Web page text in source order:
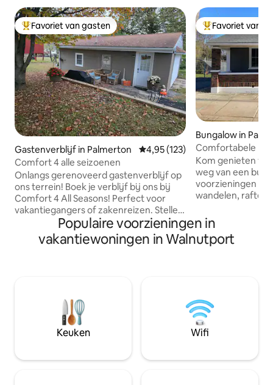
Topfavoriet van gasten
Favoriet van gasten
Gastenverblijf in Palmerton Gemiddelde beoordeling van
4,95 (123)
Comfort 4 alle seizoenen
Onlangs gerenoveerd gastenverblijf op
ons terrein! Boek je verblijf bij ons bij
Comfort 4 All Seasons! Perfect voor
vakantiegangers of zakenreizen. Stellen,
gezinnen, vrienden of werkgroepen zijn
welkom. Ons doel is om iedereen een
comfortabel verblijf te bieden! -
Whitewater, Penns Peak en vele andere
bezienswaardigheden in Lehigh Valley
ontbijt inbegrepen bij het inchecken!
Topfavoriet van
Favoriet van
Bungalow in
Comfortabele
charmante kleine
Kom genieten
weg van een
voorzieningen in
wandelen,
20 minuten van
Peak, Blue Mnt.,
de historische
Inn, Bonnie &
Bekijk onze gids
bij het huis.
Populaire voorzieningen in
vakantiewoningen in Walnutport
Keuken Wifi